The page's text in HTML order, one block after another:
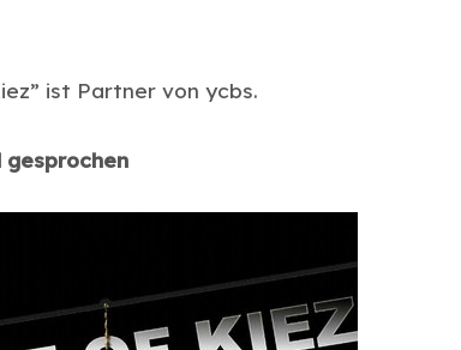
ist Partner von ycbs.
gesprochen